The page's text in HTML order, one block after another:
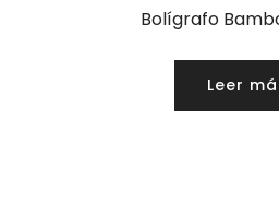
Bolígrafo
Leer